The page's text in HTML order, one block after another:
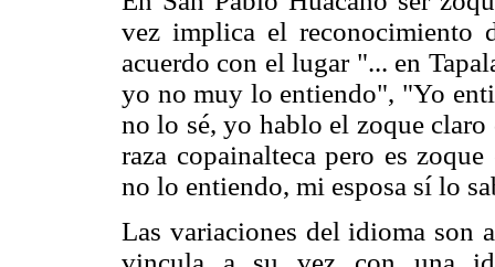
vez implica el reconocimiento
acuerdo con el lugar "... en
yo no muy lo entiendo", "Yo
no lo sé, yo hablo el zoque
raza copainalteca pero es
no lo entiendo, mi esposa sí lo
Las variaciones del idioma son